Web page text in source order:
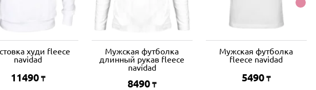
худи fleece
navidad
11490 ₸
Мужская футболка
длинный рукав fleece
navidad
8490 ₸
Мужская футболка
fleece navidad
5490 ₸